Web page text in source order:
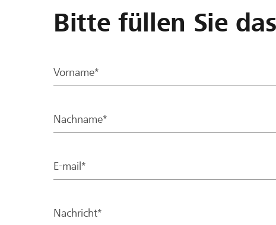
Bitte füllen Sie
Vorname*
Nachname*
E-mail*
Nachricht*